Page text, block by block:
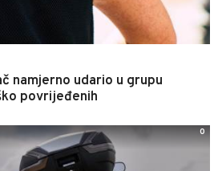
namjerno udario u grupu
povrijeđenih
0